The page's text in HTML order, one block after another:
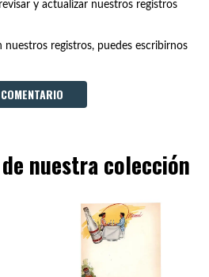
y actualizar nuestros registros
nuestros registros, puedes escribirnos
COMENTARIO
nuestra colección